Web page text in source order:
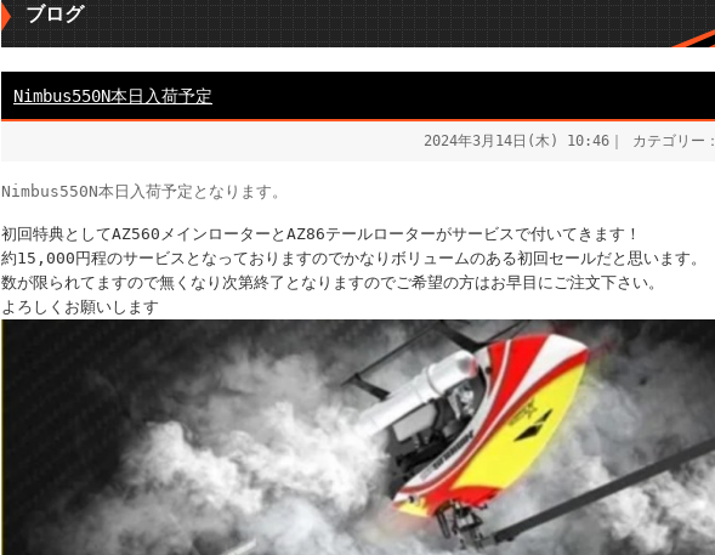
ブログ
Nimbus550N本日入荷予定
2024年3月14日(木) 10:46｜ カテゴリー：
Nimbus550N本日入荷予定となります。
初回特典としてAZ560メインローターとAZ86テールローターがサービスで付いてきます！
約15,000円程のサービスとなっておりますのでかなりボリュームのある初回セールだと思います。
数が限られてますので無くなり次第終了となりますのでご希望の方はお早目にご注文下さい。
よろしくお願いします